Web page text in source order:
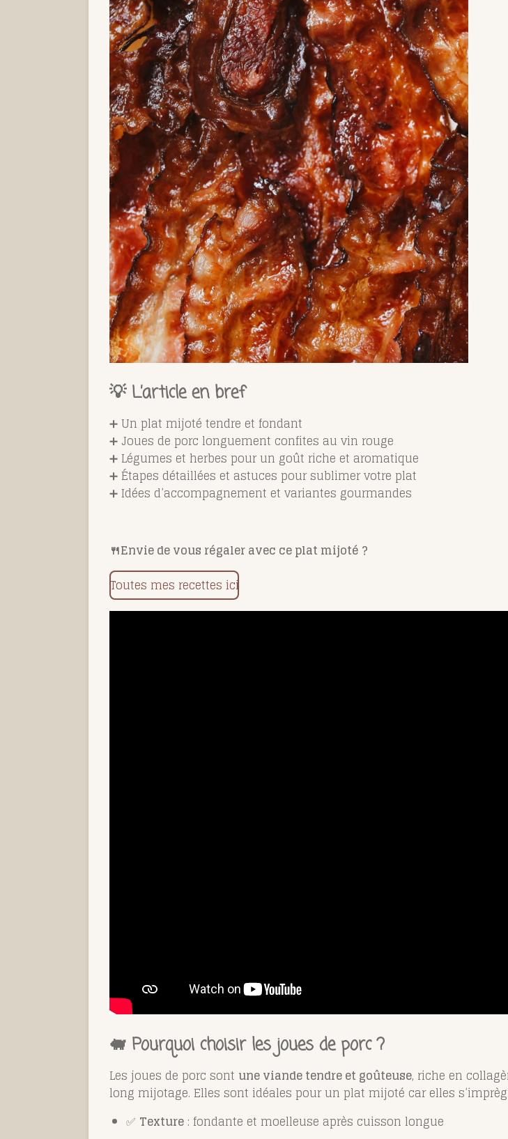
💡 L’article en bref
➕ Un plat mijoté tendre et fondant
➕ Joues de porc longuement confites au vin rouge
➕ Légumes et herbes pour un goût riche et aromatique
➕ Étapes détaillées et astuces pour sublimer votre plat
➕ Idées d’accompagnement et variantes gourmandes
🍴Envie de vous régaler avec ce plat mijoté ?
Toutes mes recettes ici
🐖 Pourquoi choisir les joues de porc ?
Les joues de porc sont une viande tendre et goûteuse, riche en
long mijotage. Elles sont idéales pour un plat mijoté car elles
✅ Texture : fondante et moelleuse après cuisson longue